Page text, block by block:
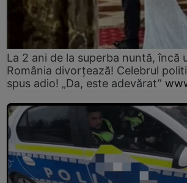
La 2 ani de la superba nuntă, încă
România divorțează! Celebrul
spus adio! „Da, este adevărat”